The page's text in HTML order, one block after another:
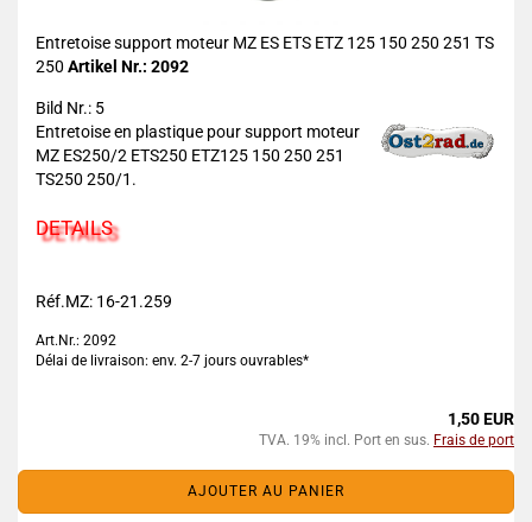
Entretoise support moteur MZ ES ETS ETZ 125 150 250 251 TS
250 Artikel Nr.: 2092
Bild Nr.: 5
Entretoise en plastique pour support moteur
MZ ES250/2 ETS250 ETZ125 150 250 251
TS250 250/1.
DETAILS
Réf.MZ: 16-21.259
Art.Nr.: 2092
Délai de livraison: env. 2-7 jours ouvrables*
1,50 EUR
TVA. 19% incl. Port en sus. Frais de port
AJOUTER AU PANIER